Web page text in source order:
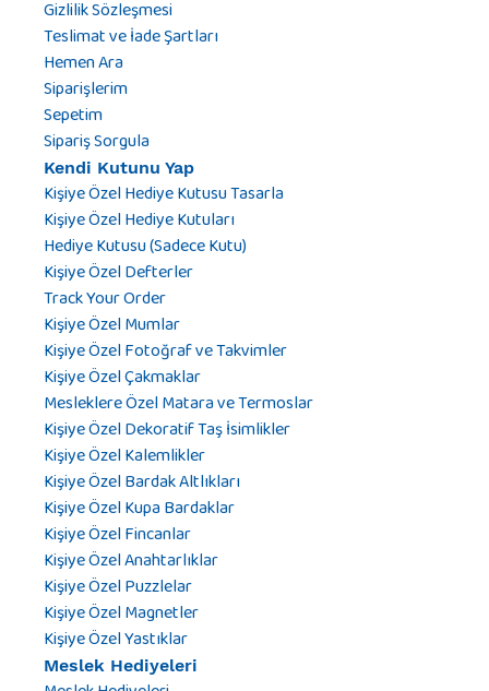
Gizlilik Sözleşmesi
Teslimat ve İade Şartları
Hemen Ara
Siparişlerim
Sepetim
Sipariş Sorgula
Kendi Kutunu Yap
Kişiye Özel Hediye Kutusu Tasarla
Kişiye Özel Hediye Kutuları
Hediye Kutusu (Sadece Kutu)
Kişiye Özel Defterler
Track Your Order
Kişiye Özel Mumlar
Kişiye Özel Fotoğraf ve Takvimler
Kişiye Özel Çakmaklar
Mesleklere Özel Matara ve Termoslar
Kişiye Özel Dekoratif Taş İsimlikler
Kişiye Özel Kalemlikler
Kişiye Özel Bardak Altlıkları
Kişiye Özel Kupa Bardaklar
Kişiye Özel Fincanlar
Kişiye Özel Anahtarlıklar
Kişiye Özel Puzzlelar
Kişiye Özel Magnetler
Kişiye Özel Yastıklar
Meslek Hediyeleri